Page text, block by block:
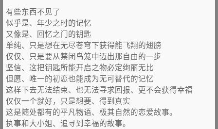
有些东西不见了
似乎是、年少之时的记忆
又像是、回忆之门的钥匙
单纯、只是想在无尽苍穹下获得能飞翔的翅膀
仅仅、只是要从禁闭鸟笼中迈出那自由的一步
坚信、这把钥匙所能开启之物必定绚丽无比
但愿、唯一的初恋也能成为无可替代的记忆
这样下去无法结束、也无法寻求回报、更不会获得幸福
仅仅一个就好，只是想要、得到真实
这是随处都有的平凡物语、极其自然的恋爱故事。
执事和大小姐、追寻到幸福的故事。